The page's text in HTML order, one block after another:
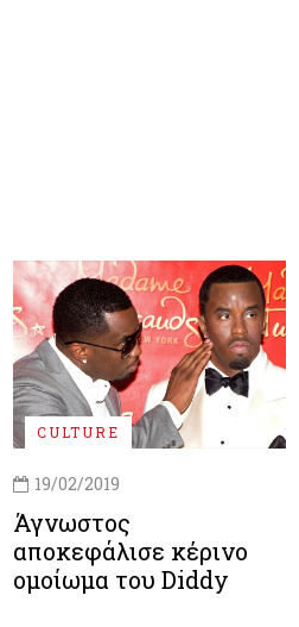
CULTURE
19/02/2019
Άγνωστος
αποκεφάλισε κέρινο
ομοίωμα του Diddy